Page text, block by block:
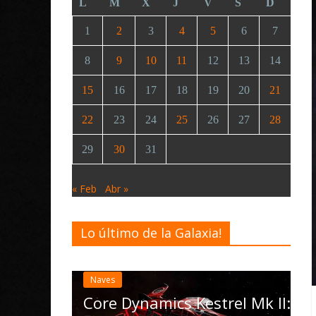
L M X J V S D
1 2 3 4 5 6 7
8 9 10 11 12 13 14
15 16 17 18 19 20 21
22 23 24 25 26 27 28
29 30 31
« Feb Abr »
Lo último de la Galaxia!
Kestrel Mk II:
Desarrollo Noticias
actualización
las Operations, el